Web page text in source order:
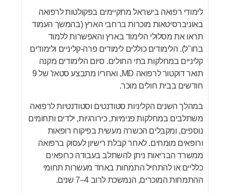
לימודי רפואה בישראל מתקיימים בפקולטות לרפואה
באוניברסיטאות מוכרות ברחבי הארץ (בהמשך העמוד
תראו את מסלולי הלימוד בארץ והאפשרות ללמוד
בחו"ל). הלימודים כוללים לימודים פרה-קליניים ולימודים
קליניים במחלקות בתי החולים. סיום הלימודים מקנה
תואר דוקטור לרפואה MD, ואחריו מתבצע סטאז' של 9
חודשים בבית חולים מוכר.
במהלך השנים הקליניות סטודנטים וסטודנטיות לרפואה
משתלבים במחלקות פנימיות, כירורגיות, ילדים ותחומים
נוספים, ומקבלים הכשרה מעשית בפיקוח רופאות
ורופאים מומחים. לאחר קבלת רישיון לעסוק ברפואה
ממשרד הבריאות ניתן להשתלב בעבודה כרופאים
כלליים או להתחיל התמחות באחד מעשרות תחומי
ההתמחות המוכרים, הנמשכת לרוב 4–7 שנים.